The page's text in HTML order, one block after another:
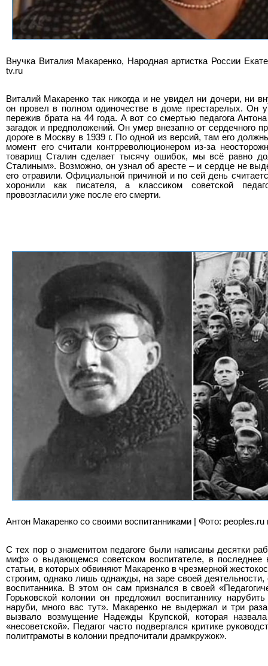
Внучка Виталия Макаренко, Народная артистка России
tv.ru
Виталий Макаренко так никогда и не увидел ни дочери, ни
он провел в полном одиночестве в доме престарелых. Он
пережив брата на 44 года. А вот со смертью педагога
загадок и предположений. Он умер внезапно от сердечного
дороге в Москву в 1939 г. По одной из версий, там его
момент его считали контрреволюционером из-за
товарищ Сталин сделает тысячу ошибок, мы всё равно
Сталиным». Возможно, он узнал об аресте – и сердце не
его отравили. Официальной причиной и по сей день
хоронили как писателя, а классиком советской
провозгласили уже после его смерти.
Антон Макаренко со своими воспитанниками | Фото: peoples.ru
С тех пор о знаменитом педагоге были написаны десятки
миф» о выдающемся советском воспитателе, в последнее
статьи, в которых обвиняют Макаренко в чрезмерной
строгим, однако лишь однажды, на заре своей
воспитанника. В этом он сам признался в своей
Горьковской колонии он предложил воспитаннику
наруби, много вас тут». Макаренко не выдержал и три
вызвало возмущение Надежды Крупской, которая
«несоветской». Педагог часто подвергался критике
политграмоты в колонии предпочитали драмкружок».